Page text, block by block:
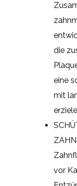
die
eine
mit
vor